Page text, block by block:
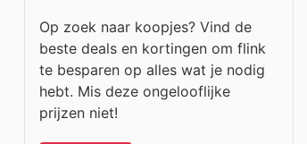
Op zoek naar koopjes? Vind de
beste deals en kortingen om flink
te besparen op alles wat je nodig
hebt. Mis deze ongelooflijke
prijzen niet!